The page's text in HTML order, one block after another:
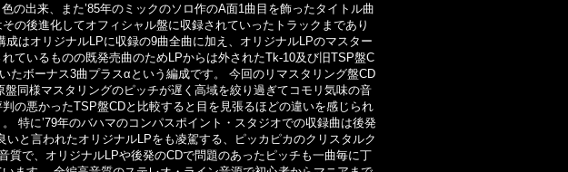
の出来、また’85年のミックのソロ作のA面1曲目を飾ったタイトル曲
の後進化してオフィシャル盤に収録されていったトラックまであり
成はオリジナルLPに収録の9曲全曲に加え、オリジナルLPのマスター
ているものの既発売曲のためLPからは外されたTk-10及び旧TSP盤C
たボーナス3曲プラスαという編成です。 今回のリマスタリング盤CD
盤同様マスタリングのピッチが遅く高域を絞り過ぎてコモリ気味の音
の悪かったTSP盤CDと比較すると目を見張るほどの違いを感じられ
特に’79年のバハマのコンパスポイント・スタジオでの収録曲は後発
いと言われたオリジナルLPをも凌駕する、ピッカピカのクリスタルク
質で、オリジナルLPや後発のCDで問題のあったピッチも一曲毎に丁